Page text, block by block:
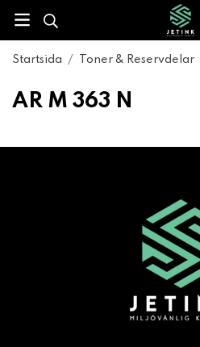
Startsida / Toner & Reservdelar
AR M 363 N